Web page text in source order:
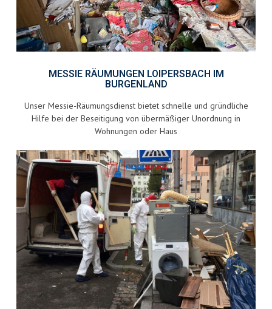
MESSIE RÄUMUNGEN LOIPERSBACH IM
BURGENLAND
Unser Messie-Räumungsdienst bietet schnelle und gründliche
Hilfe bei der Beseitigung von übermäßiger Unordnung in
Wohnungen oder Haus